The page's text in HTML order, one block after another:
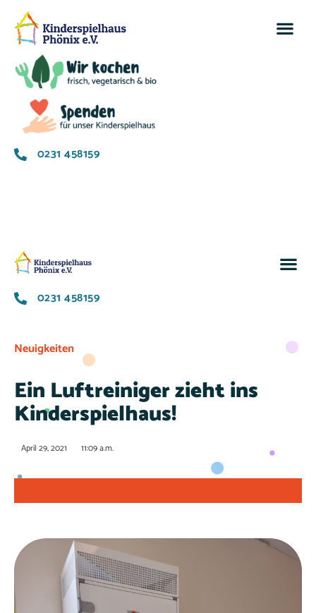
0231 458159
0231 458159
Neuigkeiten
Ein Luftreiniger zieht ins
Kinderspielhaus!
April 29, 2021 11:09 a.m.